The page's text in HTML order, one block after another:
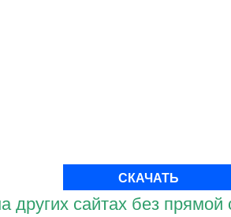
СКАЧАТЬ
других сайтах без